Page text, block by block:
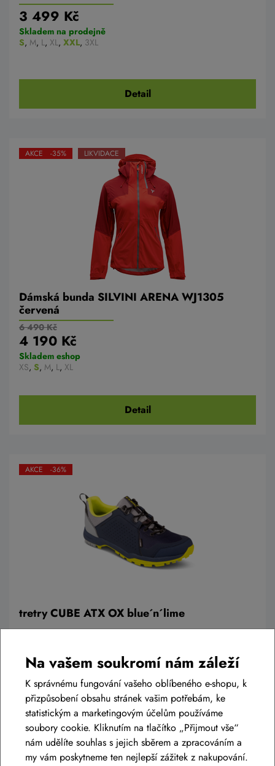
3 499 Kč
Skladem na prodejně
S, M, L, XL, XXL, 3XL
Detail
Dámská bunda SILVINI ARENA WJ1305
červená
AKCE -35% LIKVIDACE
6 490 Kč
4 190 Kč
Skladem eshop
XS, S, M, L, XL
Detail
tretry CUBE ATX OX blue´n´lime
AKCE -36%
1 799 Kč
Termín na dotaz
39
Detail
Na vašem soukromí nám záleží
K správnému fungování vašeho oblíbeného e-shopu, k
přizpůsobení obsahu stránek vašim potřebám, ke
statistickým a marketingovým účelům používáme
soubory cookie. Kliknutím na tlačítko „Přijmout vše“
nám udělíte souhlas s jejich sběrem a zpracováním a
my vám poskytneme ten nejlepší zážitek z nakupování.